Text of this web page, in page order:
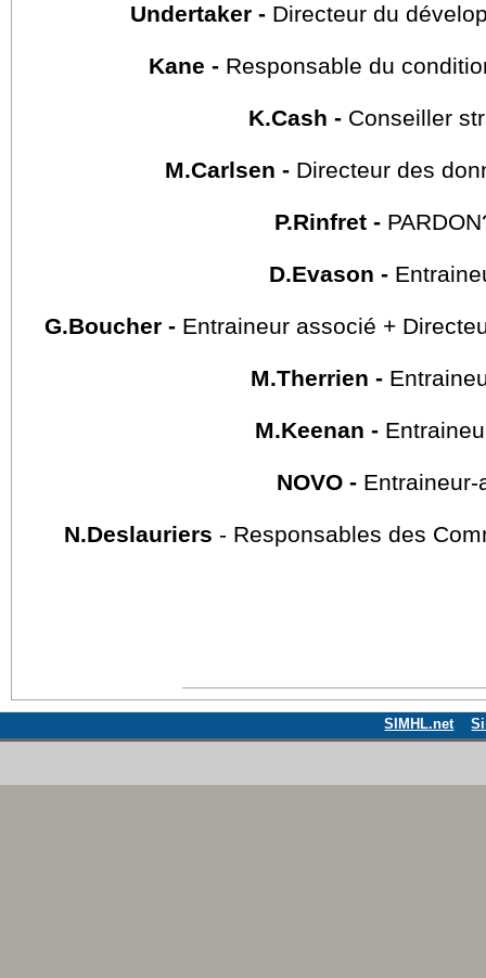
Undertaker - Directeur du
Kane - Responsable du
K.Cash - Conseiller
M.Carlsen - Directeur des
P.Rinfret -
D.Evason -
G.Boucher - Entraineur associé +
M.Therrien -
M.Keenan -
NOVO - Entraineur-
N.Deslauriers - Responsables des
SIMHL.net